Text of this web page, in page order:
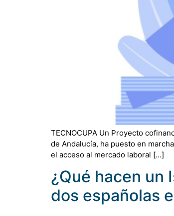
TECNOCUPA Un Proyecto
de Andalucía, ha puesto en
el acceso al mercado laboral […]
¿Qué hacen un
dos españolas